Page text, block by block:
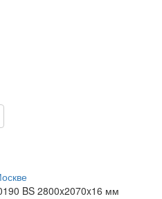
BS 2800x2070x16 мм